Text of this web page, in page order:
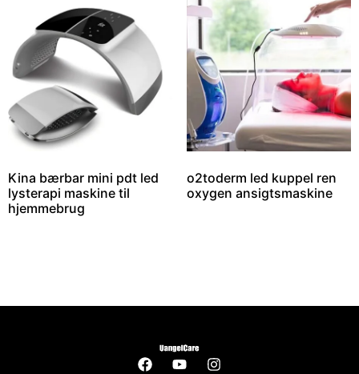
Kina bærbar mini pdt led
lysterapi maskine til
hjemmebrug
o2toderm led kuppel ren
oxygen ansigtsmaskine